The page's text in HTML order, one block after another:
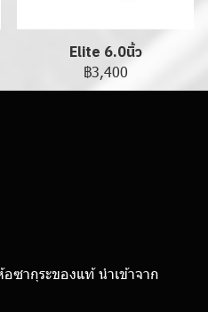
Elite 6.0นิ้ว
฿3,400
ซากุระของแท้ นำเข้าจาก